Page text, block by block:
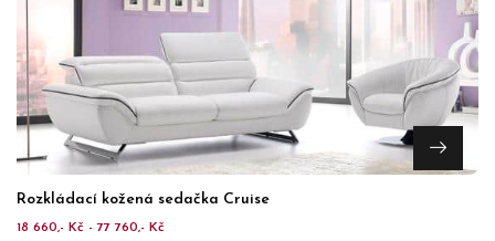
Rozkládací kožená sedačka Cruise
18 660,- Kč - 77 760,- Kč